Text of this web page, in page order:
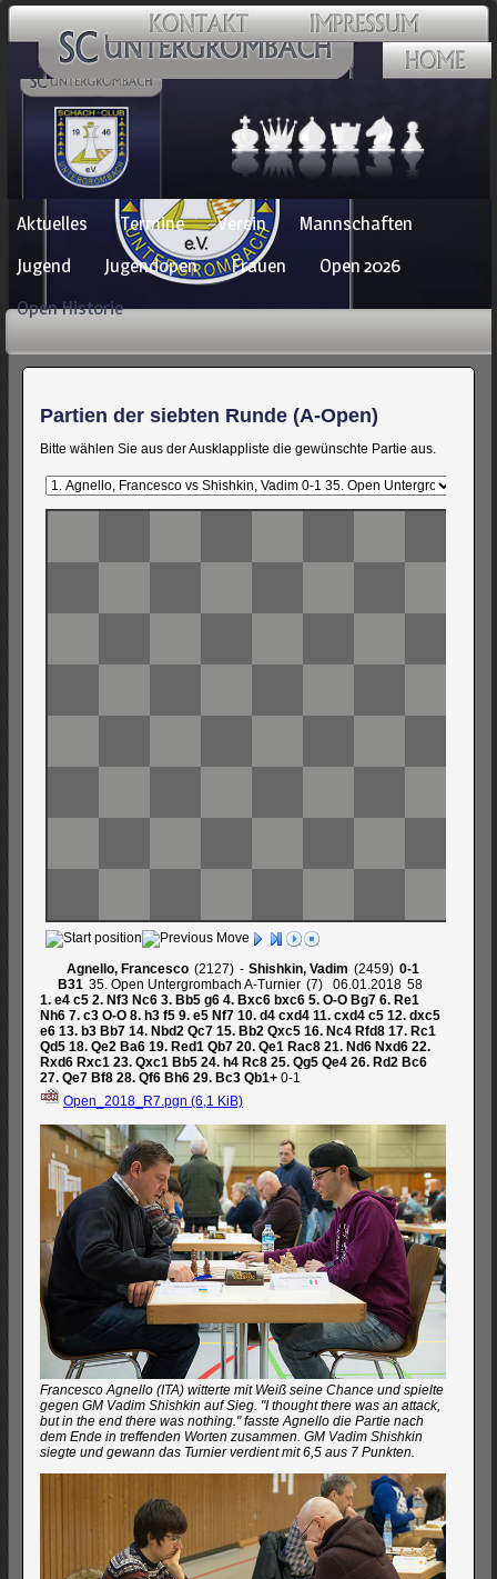
Navigation
überspringen
Aktuelles Termine Verein
Mannschaften
Jugend
Jugendopen Frauen
Open 2026
Open Historie
Partien der siebten Runde (A-Open)
Bitte wählen Sie aus der Ausklappliste die gewünschte Partie aus.
Agnello, Francesco 2127 - Shishkin, Vadim 2459
0-1
B31 35. Open Untergrombach A-Turnier 7 06.01.2018 58
1. e4 c5 2. Nf3 Nc6 3. Bb5 g6 4. Bxc6 bxc6 5. O-O Bg7 6. Re1
Nh6 7. c3 O-O 8. h3 f5 9. e5 Nf7 10. d4 cxd4 11. cxd4 c5 12. dxc5
e6 13. b3 Bb7 14. Nbd2 Qc7 15. Bb2 Qxc5 16. Nc4 Rfd8 17. Rc1
Qd5 18. Qe2 Ba6 19. Red1 Qb7 20. Qe1 Rac8 21. Nd6 Nxd6 22.
Rxd6 Rxc1 23. Qxc1 Bb5 24. h4 Rc8 25. Qg5 Qe4 26. Rd2 Bc6
27. Qe7 Bf8 28. Qf6 Bh6 29. Bc3 Qb1+ 0-1
Open_2018_R7.pgn (6,1 KiB)
Francesco Agnello (ITA) witterte mit Weiß seine Chance und spielte
gegen GM Vadim Shishkin auf Sieg. "I thought there was an attack,
but in the end there was nothing." fasste Agnello die Partie nach
dem Ende in treffenden Worten zusammen. GM Vadim Shishkin
siegte und gewann das Turnier verdient mit 6,5 aus 7 Punkten.